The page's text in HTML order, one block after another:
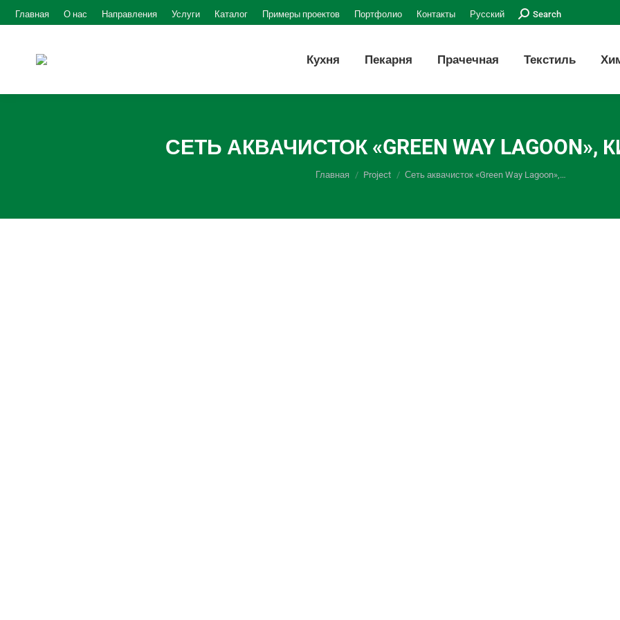
Главная О нас Направления Услуги Каталог Примеры проектов Портфолио Контакты Русский Поиск:Search
Кухня Пекарня Прачечная Текстиль
СЕТЬ АКВАЧИСТОК «GREEN WAY LAGOON»,
Вы здесь:
Главная Project Сеть аквачисток «Green Way Lagoon»,…